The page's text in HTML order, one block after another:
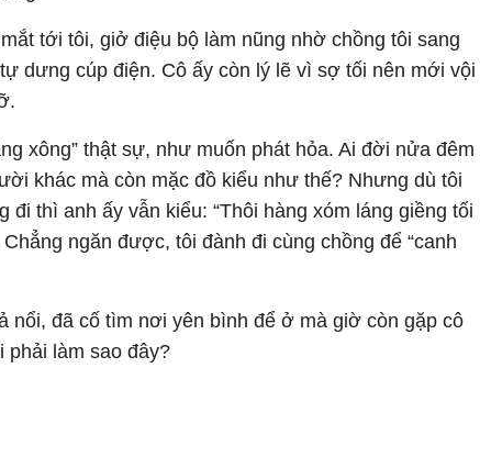
tới tôi, giở điệu bộ làm nũng nhờ chồng tôi sang
dưng cúp điện. Cô ấy còn lý lẽ vì sợ tối nên mới vội
xông” thật sự, như muốn phát hỏa. Ai đời nửa đêm
khác mà còn mặc đồ kiểu như thế? Nhưng dù tôi
đi thì anh ấy vẫn kiểu: “Thôi hàng xóm láng giềng tối
Chẳng ngăn được, tôi đành đi cùng chồng để “canh
nổi, đã cố tìm nơi yên bình để ở mà giờ còn gặp cô
phải làm sao đây?